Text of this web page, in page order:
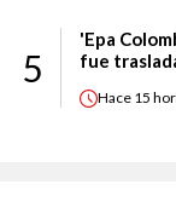
5
'Epa
fue
Hace 15